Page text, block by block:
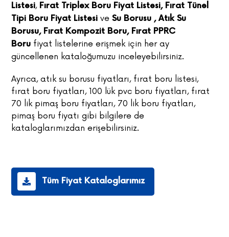
Listesi, Fırat Triplex Boru Fiyat Listesi, Fırat Tünel
Tipi Boru Fiyat Listesi veSu Borusu , Atık Su
Borusu, Fırat Kompozit Boru, Fırat PPRC
Boru fiyat listelerine erişmek için her ay
güncellenen kataloğumuzu inceleyebilirsiniz.
Ayrıca, atık su borusu fiyatları, fırat boru listesi,
fırat boru fiyatları, 100 lük pvc boru fiyatları, fırat
70 lik pimaş boru fiyatları, 70 lik boru fiyatları,
pimaş boru fiyatı gibi bilgilere de
kataloglarımızdan erişebilirsiniz.
Tüm Fiyat Kataloglarımız